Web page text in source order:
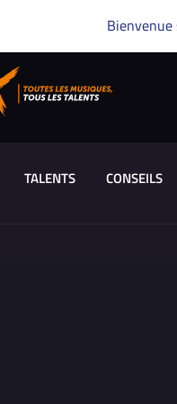
Bienvenue
TALENTS CONSEILS